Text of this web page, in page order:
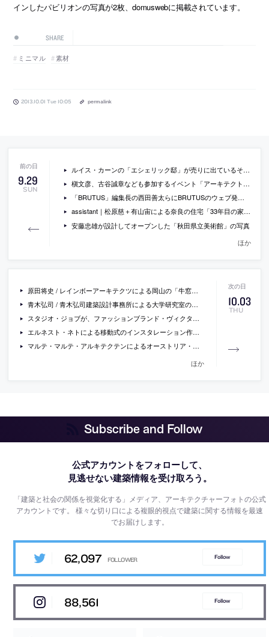
インしたパビリオンの写真が2枚、domuswebに掲載されています。
SHARE
ミニマル 素材
2013.10.01 Tue 10:05 permalink
9.29
SUN
ルイス・カーンの「エシェリック邸」が売りに出ているそうです。価格は約1億1000万円。
槇文彦、古谷誠章なども参加するイベント「アーキテクト and / vs アーバニスト」が開催[2013/10/4・11]
「BRUTUS」編集長の西田善太らにBRUTUSのウェブ発信について聞いているインタビュー
assistant｜松原慈＋有山宙による奈良の住宅「33年目の家」の写真
安藤忠雄が設計してオープンした「秋田県立美術館」の写真
ほか
10.03
THU
原田将史 / レインボーアーキテクツによる岡山の「牛窓の食堂」
青木弘司 / 青木弘司建築設計事務所による大学研究室のインテリア「門脇研究室」
スタジオ・ジョブが、ファッションブランド・ヴィクター&ロルフのためにデザインしたキャットウォークの写真
エルネスト・ネトによる移動式のインスタレーション作品の動画
マルテ・マルテ・アルキテクテンによるオーストリア・ブレゲンツの住宅「House by the Lake」の写真
ほか
Subscribe and Follow
公式アカウントをフォローして、
見逃せない建築情報を受け取ろう。
「建築と社会の関係を視覚化する」メディア、アーキテクチャーフォトの公式
アカウントです。様々な切り口による複眼的視点で建築に関する情報を最速
でお届けします。
62,097 Follow
88,561 Follow